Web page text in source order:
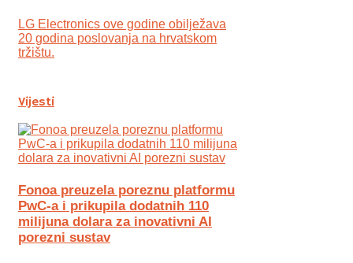
LG Electronics ove godine obilježava
20 godina poslovanja na hrvatskom
tržištu.
Vijesti
Fonoa preuzela poreznu platformu
PwC-a i prikupila dodatnih 110
milijuna dolara za inovativni AI
porezni sustav